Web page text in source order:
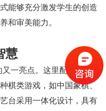
能够充分激发学生的创造
和审美能力。
慧
一亮点。这里配备了先
棋类游戏，如中国象棋、
台采用一体化设计，具有